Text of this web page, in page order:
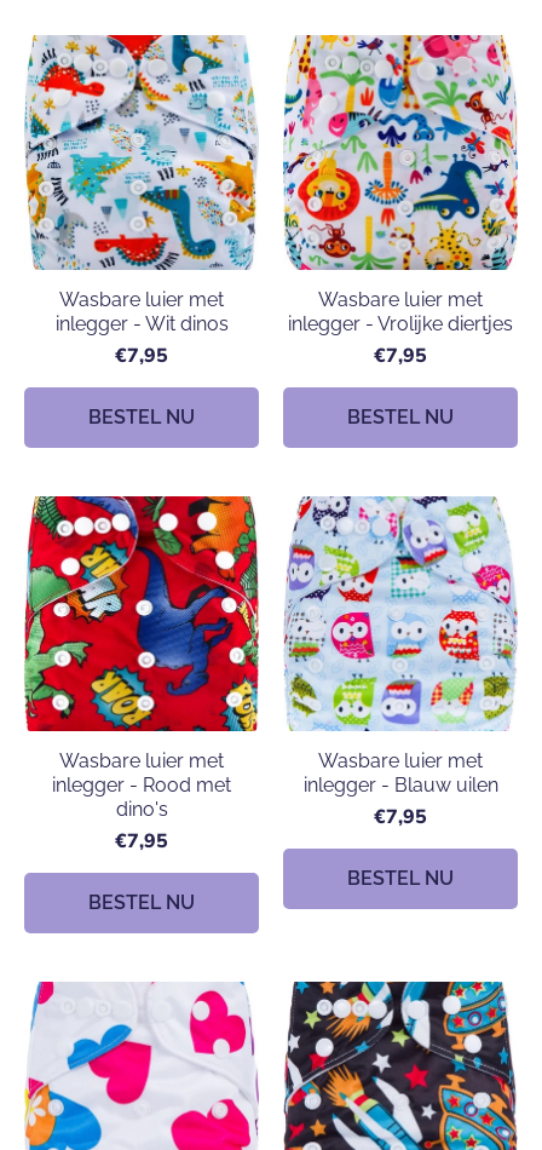
Wasbare luier met
inlegger - Wit dinos
€7,95
BESTEL NU
Wasbare luier met
inlegger - Vrolijke diertjes
€7,95
BESTEL NU
Wasbare luier met
inlegger - Rood met
dino's
€7,95
BESTEL NU
Wasbare luier met
inlegger - Blauw uilen
€7,95
BESTEL NU